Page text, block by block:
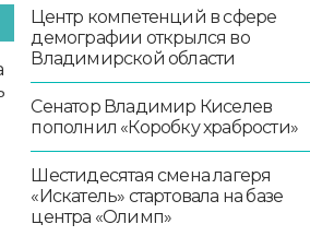
Центр компетенций в сфере
демографии открылся во
Владимирской области
Сенатор Владимир Киселев
пополнил «Коробку храбрости»
Шестидесятая смена лагеря
«Искатель» стартовала на базе
центра «Олимп»